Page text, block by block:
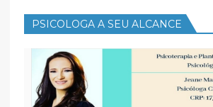
PSICOLOGA A SEU ALCANCE